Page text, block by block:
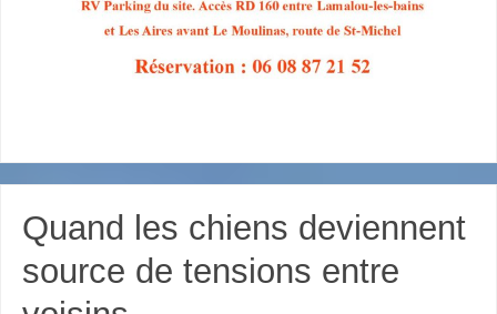
Quand les chiens deviennent
source de tensions entre